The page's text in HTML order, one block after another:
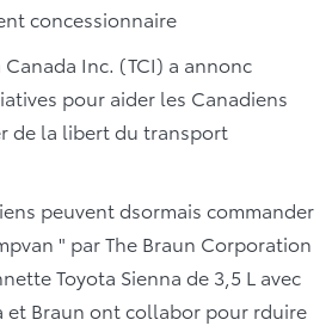
concessionnaire
Canada Inc. (TCI) a annonc
pour aider les Canadiens
de la libert du transport
peuvent dsormais commander
" par The Braun Corporation
Toyota Sienna de 3,5 L avec
et Braun ont collabor pour rduire